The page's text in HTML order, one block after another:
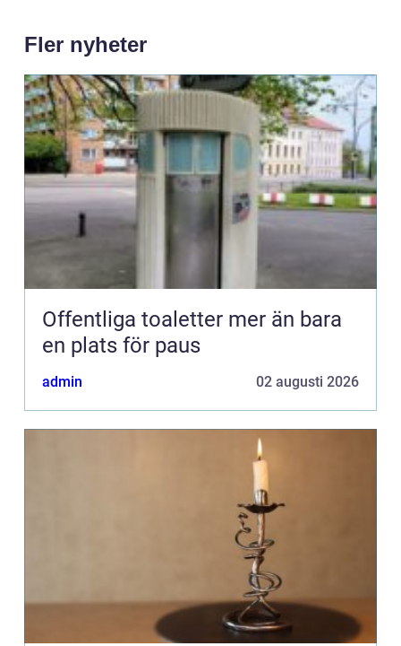
Fler nyheter
Offentliga toaletter mer än bara
en plats för paus
admin 02 augusti 2026